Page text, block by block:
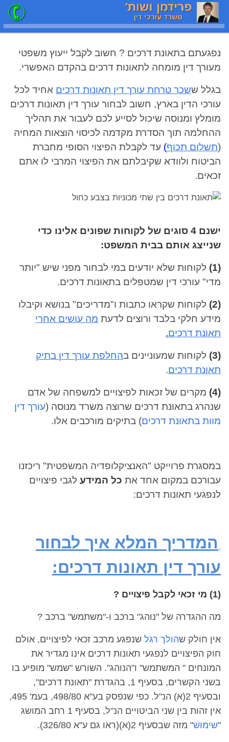
נפגעתם בתאונת דרכים ? חשוב לקבל ייעוץ משפטי
מעורך דין מומחה לתאונות דרכים בהקדם האפשרי.
בגלל ששכר טרחת עורך דין תאונות דרכים אחיד לכל
עורכי הדין בארץ, חשוב לבחור עורך דין תאונות דרכים
מומלץ ומנוסה שיכול לסייע לכם לעבור את תהליך
ההחלמה תוך הסדרת מקדמה לכיסוי הוצאות המחיה
(תשלום תכוף) עד לקבלת הפיצוי הסופי מחברת
הביטוח ולוודא שקיבלתם את הפיצוי המרבי לו אתם
זכאים.
ישנם 4 סוגים של לקוחות שפונים אלינו כדי
שנייצג אותם בבית המשפט:
(1)
לקוחות שלא יודעים במי לבחור מפני שיש "יותר
מדי" עורכי דין שמטפלים בתאונות דרכים.
(2)
לקוחות שקראו כתבות ו"מדריכים" בנושא וקיבלו
מידע חלקי בלבד ורוצים לדעת מה עושים אחרי
תאונת דרכים.
(3) לקוחות שמעוניינים בהחלפת עורך דין בתיק
תאונת דרכים.
(4)
מקרים של זכאות לפיצויים למשפחה של אדם
שנהרג בתאונת דרכים שרוצה משרד מנוסה (עורך דין
מוות בתאונת דרכים) בתיקים מורכבים אלו.
במסגרת פרוייקט "האנציקלופדיה המשפטית" ריכזנו
עבורכם במקום אחד את כל המידע לגבי פיצויים
לנפגעי תאונות דרכים:
המדריך המלא איך לבחור
עורך דין תאונות דרכים:
(1) מי זכאי לקבל פיצויים ?
מה ההגדרה של "נוהג" ברכב ו-"משתמש" ברכב ?
אין חולק שהולך רגל שנפגע מרכב זכאי לפיצויים, אולם
חוק הפיצויים לנפגעי תאונות דרכים אינו מגדיר את
המונחים " המשתמש" ו"הנוהג". השורש "שמש" מופיע בו
בשני הקשרים, בסעיף 1, בהגדרת "תאונת דרכים",
ובסעיף 2(א) הנ"ל. כפי שנפסק בע"א 498/80, בעמ' 495,
אין זהות בין שני הביטויים הנ"ל, בסעיף 1 רחב המושג
"שימוש" מזה שבסעיף 2(א)(ראו גם ע"א 326/80).